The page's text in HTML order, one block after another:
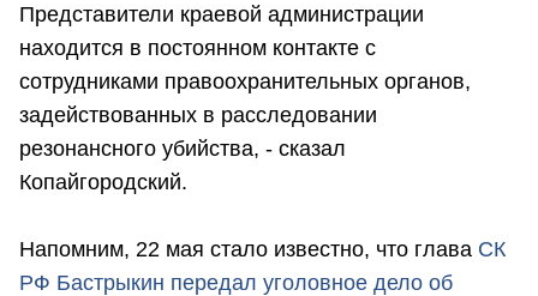
Представители краевой администрации
находится в постоянном контакте с
сотрудниками правоохранительных органов,
задействованных в расследовании
резонансного убийства, - сказал
Копайгородский.
Напомним, 22 мая стало известно, что глава СК
РФ Бастрыкин передал уголовное дело об